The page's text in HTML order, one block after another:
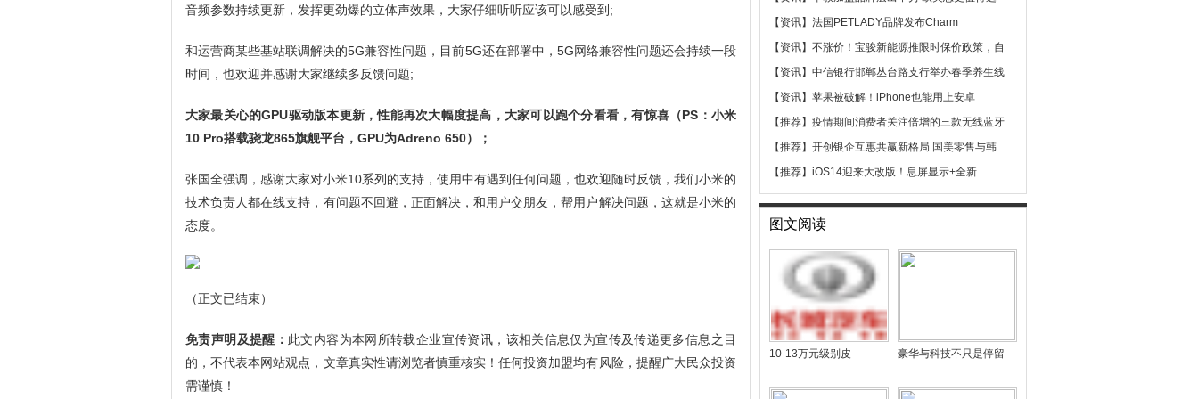
音频参数持续更新，发挥更劲爆的立体声效果，大家仔细听听应该可以感受到;
和运营商某些基站联调解决的5G兼容性问题，目前5G还在部署中，5G网络兼容性问题还会持续一段
时间，也欢迎并感谢大家继续多反馈问题;
大家最关心的GPU驱动版本更新，性能再次大幅度提高，大家可以跑个分看看，有惊喜（PS：小米
10 Pro搭载骁龙865旗舰平台，GPU为Adreno 650）；
张国全强调，感谢大家对小米10系列的支持，使用中有遇到任何问题，也欢迎随时反馈，我们小米的
技术负责人都在线支持，有问题不回避，正面解决，和用户交朋友，帮用户解决问题，这就是小米的
态度。
（正文已结束）
免责声明及提醒： 此文内容为本网所转载企业宣传资讯，该相关信息仅为宣传及传递更多信息之目
的，不代表本网站观点，文章真实性请浏览者慎重核实！任何投资加盟均有风险，提醒广大民众投资
需谨慎！
【资讯】 法国PETLADY品牌发布Charm
【资讯】 不涨价！宝骏新能源推限时保价政策，自
【资讯】 中信银行邯郸丛台路支行举办春季养生线
【资讯】 苹果被破解！iPhone也能用上安卓
【推荐】 疫情期间消费者关注倍增的三款无线蓝牙
【推荐】 开创银企互惠共赢新格局 国美零售与韩
【推荐】 iOS14迎来大改版！息屏显示+全新
图文阅读
10-13万元级别皮 豪华与科技不只是停留